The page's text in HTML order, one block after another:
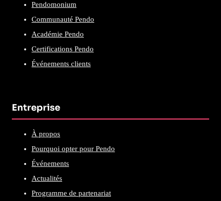
Pendomonium
Communauté Pendo
Académie Pendo
Certifications Pendo
Événements clients
Entreprise
À propos
Pourquoi opter pour Pendo
Événements
Actualités
Programme de partenariat